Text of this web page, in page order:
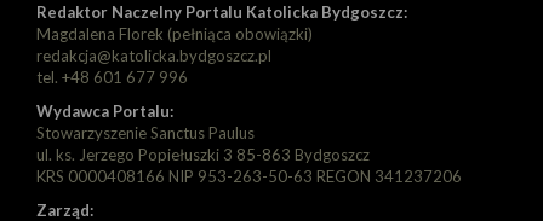
Redaktor Naczelny Portalu Katolicka Bydgoszcz:
Magdalena Florek (pełniąca obowiązki)
redakcja@katolicka.bydgoszcz.pl
tel. +48 601 677 996
Wydawca Portalu:
Stowarzyszenie Sanctus Paulus
ul. ks. Jerzego Popiełuszki 3 85-863 Bydgoszcz
KRS 0000408166 NIP 953-263-50-63 REGON 341237206
Zarząd: